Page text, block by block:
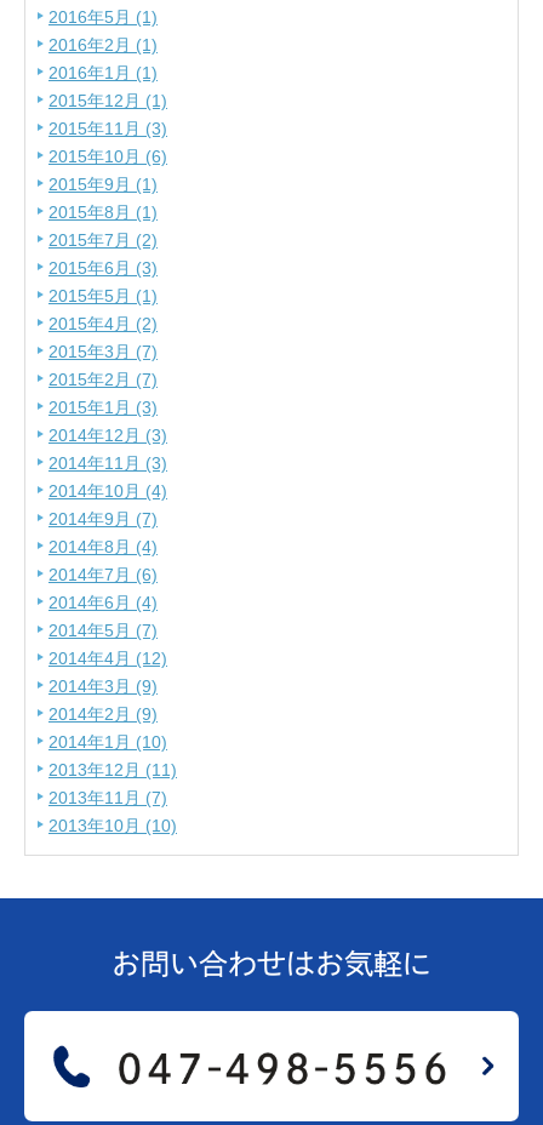
2016年5月 (1)
2016年2月 (1)
2016年1月 (1)
2015年12月 (1)
2015年11月 (3)
2015年10月 (6)
2015年9月 (1)
2015年8月 (1)
2015年7月 (2)
2015年6月 (3)
2015年5月 (1)
2015年4月 (2)
2015年3月 (7)
2015年2月 (7)
2015年1月 (3)
2014年12月 (3)
2014年11月 (3)
2014年10月 (4)
2014年9月 (7)
2014年8月 (4)
2014年7月 (6)
2014年6月 (4)
2014年5月 (7)
2014年4月 (12)
2014年3月 (9)
2014年2月 (9)
2014年1月 (10)
2013年12月 (11)
2013年11月 (7)
2013年10月 (10)
お問い合わせはお気軽に